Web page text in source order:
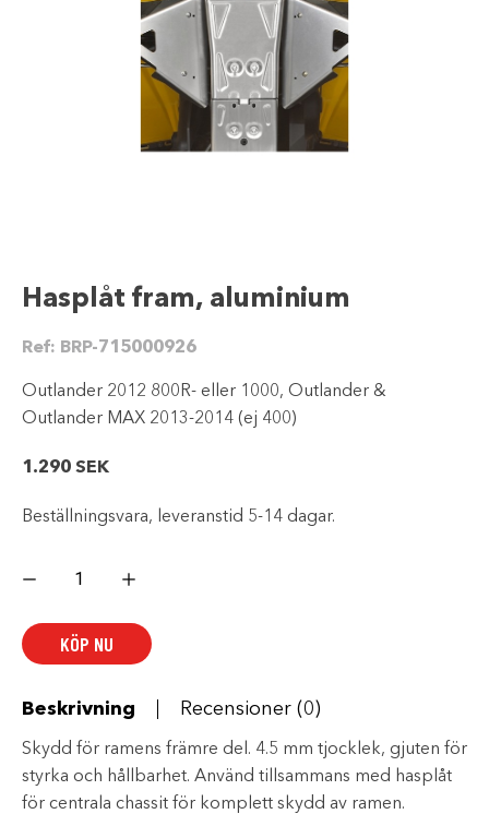
Hasplåt fram, aluminium
Ref: BRP-715000926
Outlander 2012 800R- eller 1000, Outlander &
Outlander MAX 2013-2014 (ej 400)
1.290 SEK
Beställningsvara, leveranstid 5-14 dagar.
fram,
KÖP NU
Beskrivning Recensioner (0)
Skydd för ramens främre del. 4.5 mm tjocklek, gjuten för
styrka och hållbarhet. Använd tillsammans med hasplåt
för centrala chassit för komplett skydd av ramen.